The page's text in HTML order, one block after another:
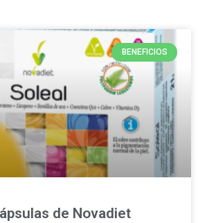
BENEFICIOS
de Novadiet